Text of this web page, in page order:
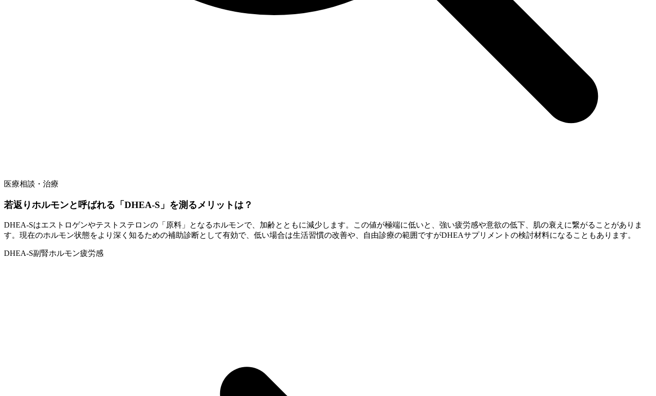
医療相談・治療
若返りホルモンと呼ばれる「DHEA-S」を測るメリットは？
DHEA-Sはエストロゲンやテストステロンの「原料」となるホルモンで、加齢とともに減少します。この値が極端に低いと、強い疲労感や意欲の低下、肌の衰えに繋がることがありま
す。現在のホルモン状態をより深く知るための補助診断として有効で、低い場合は生活習慣の改善や、自由診療の範囲ですがDHEAサプリメントの検討材料になることもあります。
DHEA-S副腎ホルモン疲労感